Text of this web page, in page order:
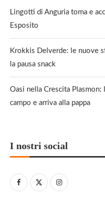
Lingotti di Anguria toma e
Esposito
Krokkis Delverde: le nuove
la pausa snack
Oasi nella Crescita Plasmon:
campo e arriva alla pappa
I nostri social